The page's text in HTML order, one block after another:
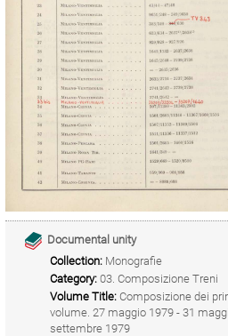
Documental unity
Collection: Monografie
Category: 03. Composizione Treni
Volume Title: Composizione dei
volume. 27 maggio 1979 - 31
settembre 1979